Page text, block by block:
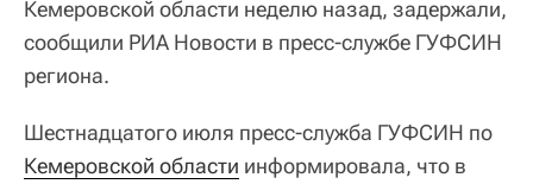
Кемеровской области неделю назад, задержали,
сообщили РИА Новости в пресс-службе ГУФСИН
региона.
Шестнадцатого июля пресс-служба ГУФСИН по
Кемеровской области информировала, что в